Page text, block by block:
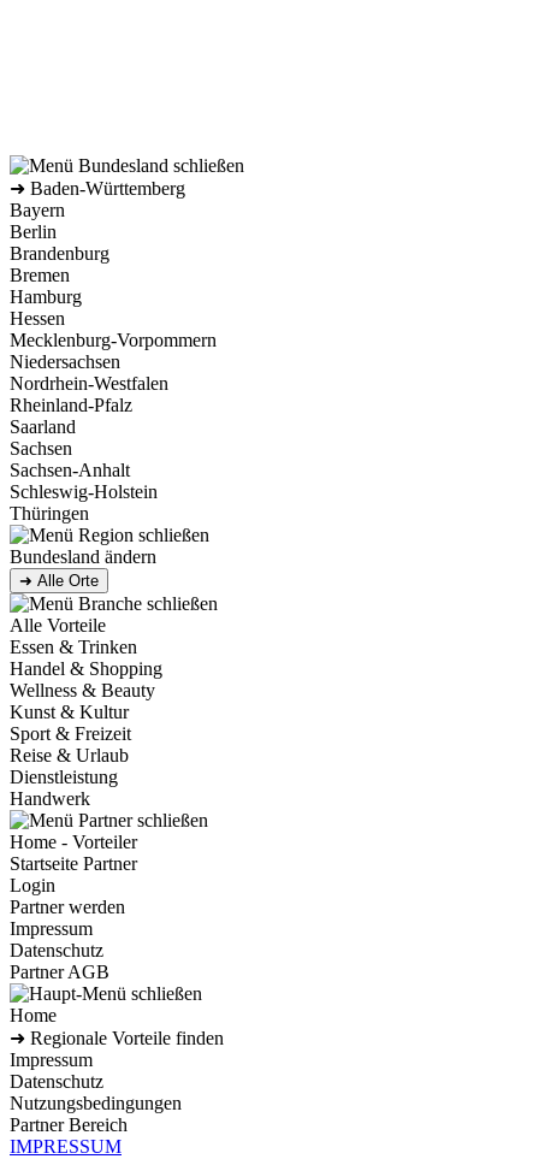
➜ Baden-Württemberg
Bayern
Berlin
Brandenburg
Bremen
Hamburg
Hessen
Mecklenburg-Vorpommern
Niedersachsen
Nordrhein-Westfalen
Rheinland-Pfalz
Saarland
Sachsen
Sachsen-Anhalt
Schleswig-Holstein
Thüringen
Bundesland ändern
Alle Vorteile
Essen & Trinken
Handel & Shopping
Wellness & Beauty
Kunst & Kultur
Sport & Freizeit
Reise & Urlaub
Dienstleistung
Handwerk
Home - Vorteiler
Startseite Partner
Login
Partner werden
Impressum
Datenschutz
Partner AGB
Home
➜ Regionale Vorteile finden
Impressum
Datenschutz
Nutzungsbedingungen
Partner Bereich
IMPRESSUM